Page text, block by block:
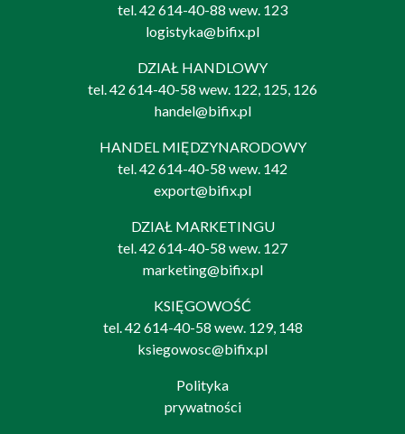
tel.42 614-40-88 wew. 123
logistyka@bifix.pl
DZIAŁ HANDLOWY
tel.42 614-40-58 wew. 122, 125, 126
handel@bifix.pl
HANDEL MIĘDZYNARODOWY
tel.42 614-40-58 wew. 142
export@bifix.pl
DZIAŁ MARKETINGU
tel.42 614-40-58 wew. 127
marketing@bifix.pl
KSIĘGOWOŚĆ
tel.42 614-40-58 wew. 129, 148
ksiegowosc@bifix.pl
Polityka
prywatności